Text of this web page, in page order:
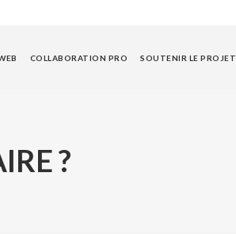
COLLABORATION PRO SOUTENIR LE PROJET
?